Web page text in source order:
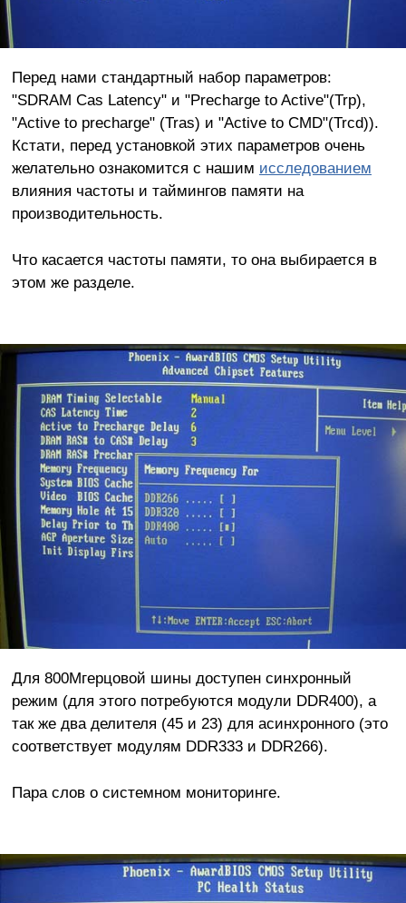
Перед нами стандартный набор параметров:
"SDRAM Cas Latency" и "Precharge to Active"(Trp),
"Active to precharge" (Tras) и "Active to CMD"(Trcd)).
Кстати, перед установкой этих параметров очень
желательно ознакомится с нашим исследованием
влияния частоты и таймингов памяти на
производительность.
Что касается частоты памяти, то она выбирается в
этом же разделе.
Для 800Мгерцовой шины доступен синхронный
режим (для этого потребуются модули DDR400), а
так же два делителя (45 и 23) для асинхронного (это
соответствует модулям DDR333 и DDR266).
Пара слов о системном мониторинге.